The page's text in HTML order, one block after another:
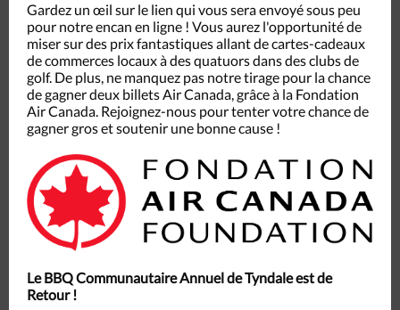
Gardez un œil sur le lien qui vous sera envoyé sous peu
pour notre encan en ligne ! Vous aurez l'opportunité de
miser sur des prix fantastiques allant de cartes-cadeaux
de commerces locaux à des quatuors dans des clubs de
golf. De plus, ne manquez pas notre tirage pour la chance
de gagner deux billets Air Canada, grâce à la Fondation
Air Canada. Rejoignez-nous pour tenter votre chance de
gagner gros et soutenir une bonne cause !
Le BBQ Communautaire Annuel de Tyndale est de
Retour !